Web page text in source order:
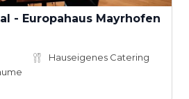
- Europahaus Mayrhofen
Hauseigenes Catering